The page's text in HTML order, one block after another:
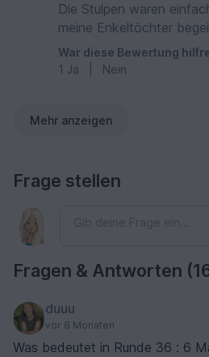
Die Stulpen waren
meine Enkeltöchter
War diese Bewertung
1 Ja Nein
Mehr anzeigen
Frage stellen
Fragen & Antworten
duuu
vor 8 Monaten
Was bedeutet in Runde 36 : 6